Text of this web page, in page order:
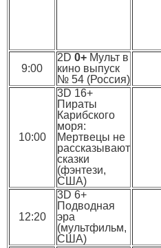
9:00
2D 0+ Мульт в
кино выпуск
№ 54 (Россия)
10:00
3D 16+
Пираты
Карибского
моря:
Мертвецы не
рассказывают
сказки
(фэнтези,
США)
12:20
3D 6+
Подводная
эра
(мультфильм,
США)